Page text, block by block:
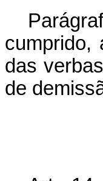
cumprido,
das
de